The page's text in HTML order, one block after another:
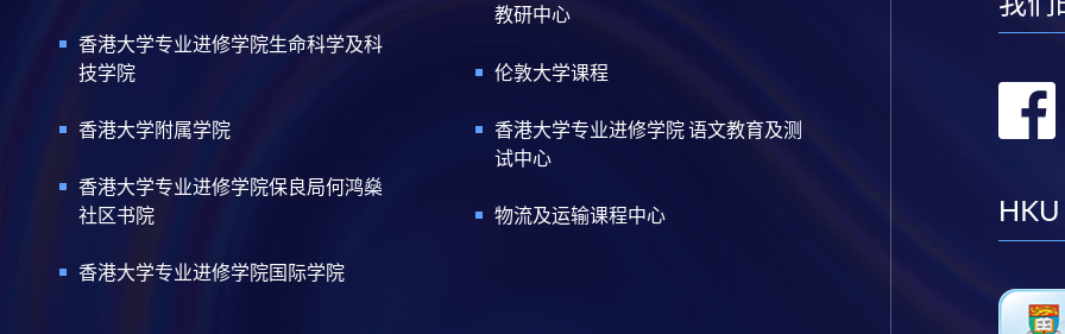
香港大学专业进修学院生命科学及科
技学院
香港大学附属学院
香港大学专业进修学院保良局何鸿燊
社区书院
香港大学专业进修学院国际学院
教研中心
伦敦大学课程
香港大学专业进修学院 语文教育及测
试中心
物流及运输课程中心 HKU